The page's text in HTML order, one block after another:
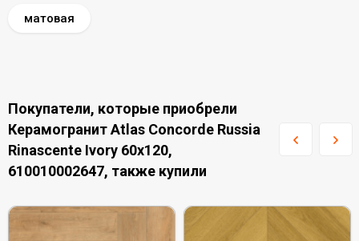
матовая
Покупатели, которые приобрели
Керамогранит Atlas Concorde Russia
Rinascente Ivory 60x120,
610010002647, также купили